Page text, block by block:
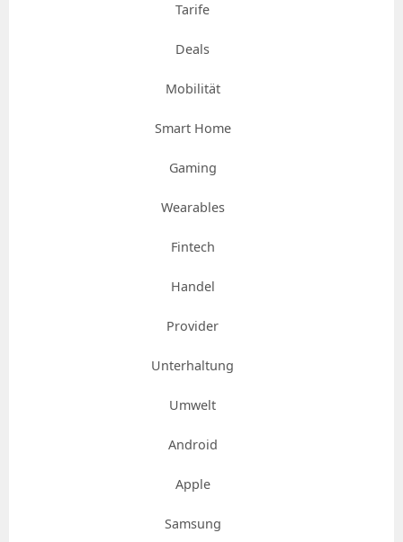
Tarife
Deals
Mobilität
Smart Home
Gaming
Wearables
Fintech
Handel
Provider
Unterhaltung
Umwelt
Android
Apple
Samsung